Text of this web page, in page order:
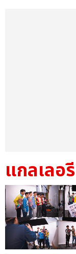
แกลเลอรี